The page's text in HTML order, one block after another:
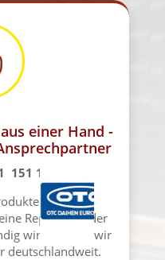
einer Hand -
151 13 0
– in- und
Reparatur oder
wird, stehen wir
deutschlandweit.